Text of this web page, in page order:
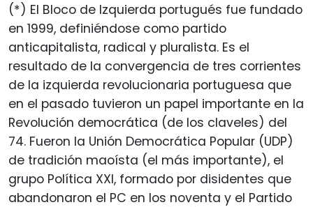
(*) El Bloco de Izquierda portugués fue fundado
en 1999, definiéndose como partido
anticapitalista, radical y pluralista. Es el
resultado de la convergencia de tres corrientes
de la izquierda revolucionaria portuguesa que
en el pasado tuvieron un papel importante en la
Revolución democrática (de los claveles) del
74. Fueron la Unión Democrática Popular (UDP)
de tradición maoísta (el más importante), el
grupo Política XXI, formado por disidentes que
abandonaron el PC en los noventa y el Partido